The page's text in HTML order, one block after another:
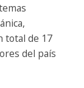
total de 17
del país